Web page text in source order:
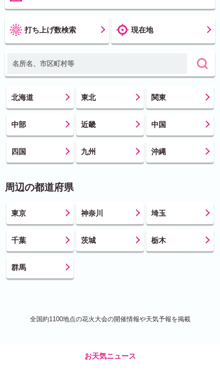
打ち上げ数検索 現在地
北海道 東北 関東
中部 近畿 中国
四国 九州 沖縄
周辺の都道府県
東京 神奈川 埼玉
千葉 茨城 栃木
群馬
全国約1100地点の花火大会の開催情報や天気予報を掲載
お天気ニュース